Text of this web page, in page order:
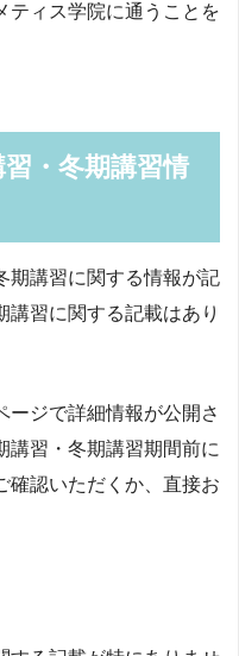
ティス学院に通うことを
・冬期講習情
期講習に関する情報が記
習に関する記載はあり
ージで詳細情報が公開さ
講習・冬期講習期間前に
確認いただくか、直接お